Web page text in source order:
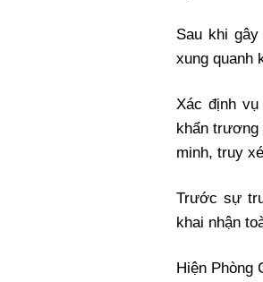
Sau khi
xung quanh
Xác định
khẩn trương
minh, truy
Trước sự
khai nhận
Hiện Phòng